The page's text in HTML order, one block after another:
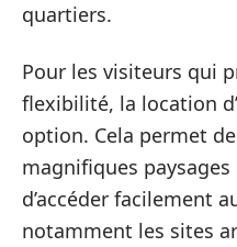
quartiers.
Pour les visiteurs qui
flexibilité, la location
option. Cela permet
magnifiques
d’accéder facilement
notamment les sites